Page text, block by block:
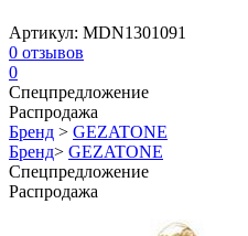
Артикул: MDN1301091
0 отзывов
0
Спецпредложение
Распродажа
Бренд > GEZATONE
Бренд> GEZATONE
Спецпредложение
Распродажа